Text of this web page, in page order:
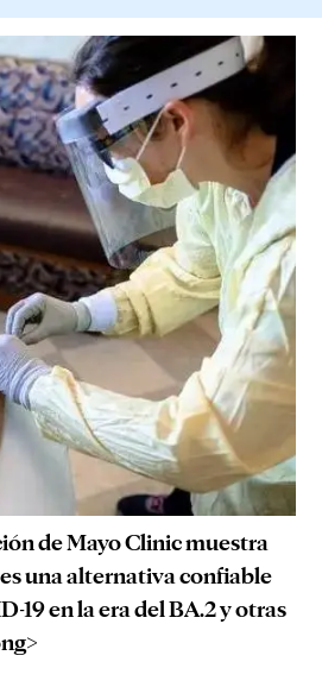
de Mayo Clinic muestra
una alternativa confiable
19 en la era del BA.2 y otras